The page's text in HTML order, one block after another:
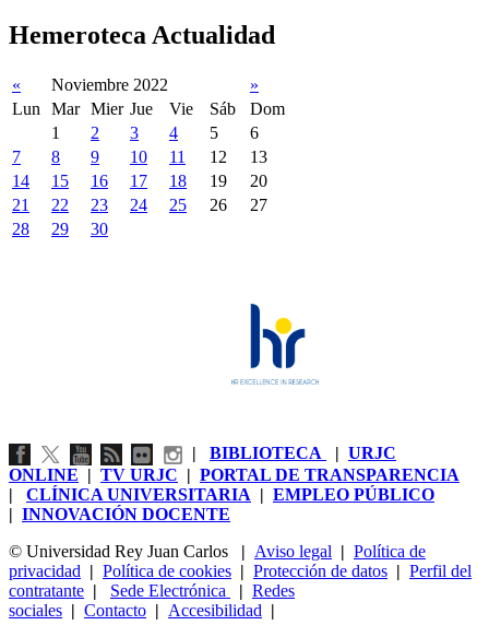
Hemeroteca Actualidad
« Noviembre 2022
»
Lun
Mar Mier Jue Vie Sáb
Dom
1
2 3 4 5
6
7
8 9 10 11 12
13
14
15 16 17 18 19
20
21
22 23 24 25 26
27
28
29 30
| BIBLIOTECA | URJC
ONLINE | TV URJC | PORTAL DE TRANSPARENCIA
| CLÍNICA UNIVERSITARIA | EMPLEO PÚBLICO
| INNOVACIÓN DOCENTE
© Universidad Rey Juan Carlos
| Aviso legal | Política de
privacidad | Política de cookies | Protección de datos | Perfil del
contratante | Sede Electrónica | Redes
sociales | Contacto | Accesibilidad |